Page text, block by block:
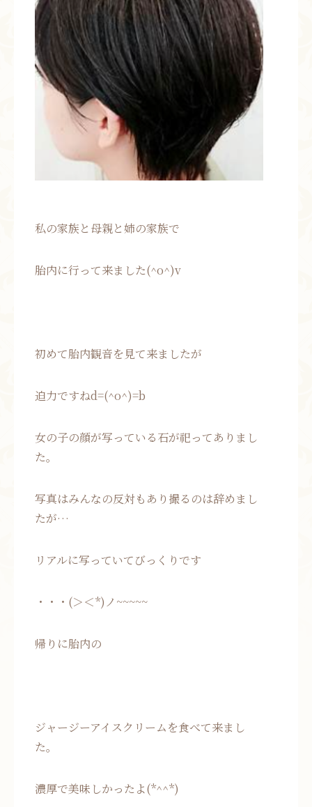
私の家族と母親と姉の家族で
胎内に行って来ました(^o^)v
初めて胎内観音を見て来ましたが
迫力ですねd=(^o^)=b
女の子の顔が写っている石が祀ってありまし
た。
写真はみんなの反対もあり撮るのは辞めまし
たが…
リアルに写っていてびっくりです
・・・(＞＜*)ノ~~~~~
帰りに胎内の
ジャージーアイスクリームを食べて来まし
た。
濃厚で美味しかったよ(*^^*)